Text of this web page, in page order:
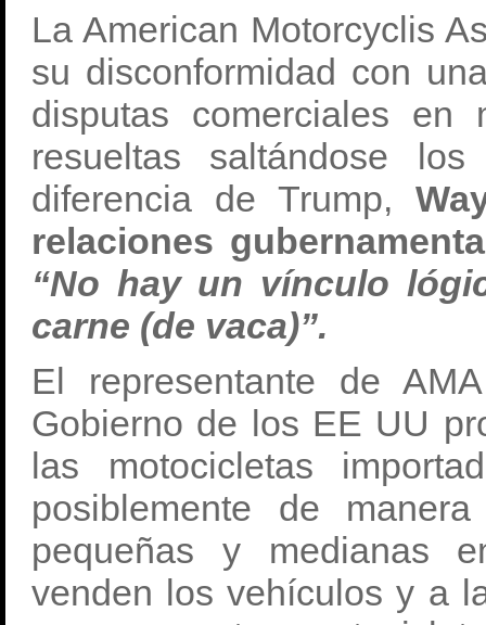
La American Motorcyclis
su disconformidad con
disputas comerciales
resueltas saltándose
diferencia de Trump,
relaciones
“No hay un vínculo
carne (de vaca)”.
El representante de
Gobierno de los EE UU
las motocicletas
posiblemente de
pequeñas y medianas
venden los vehículos y a